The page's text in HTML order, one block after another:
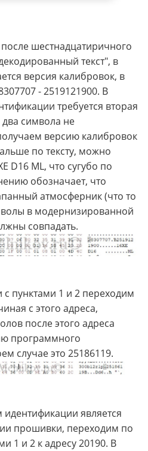
шестнадцатиричного
текст", в
версия калибровок, в
- 2519121900. В
требуется вторая
два символа не
версию калибровок
по тексту, можно
D16 ML, что сугубо по
обозначает, что
атмосферник (что то
в модернизированной
совпадать.
с пунктами 1 и 2 переходим
с этого адреса,
после этого адреса
программного
случае это 25186119.
является
прошивки, переходим по
1 и 2 к адресу 20190. В